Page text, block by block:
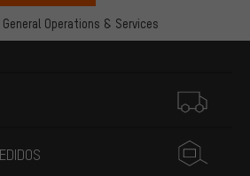
General Operations & Services